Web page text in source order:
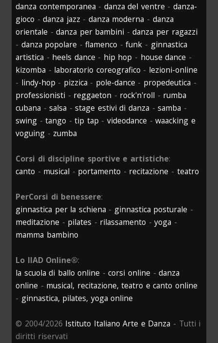
danza contemporanea - danza del ventre -danza-
gioco -danza jazz - danza moderna - danza
orientale -danza per bambini -danza per ragazzi
- danza popolare -flamenco -funk - ginnastica
artistica - heels dance - hip hop - house dance -
kizomba - laboratorio coreografico - lezioni-online
- lindy-hop - pizzica - pole-dance - propedeutica -
professionisti - reggaeton - rock'n'roll - rumba
cubana -salsa -stage estivi di danza -samba -
swing -tango -tip tap -videodance -waacking e
voguing - zumba
Corsi di discipline sportive e artistiche:
canto - musical - portamento - recitazione - teatro
PerCorsi di benessere:
ginnastica per la schiena - ginnastica posturale -
meditazione - pilates - rilassamento -yoga -
mamma bambino
Lo IIAD Online®:
la scuola di ballo online -corsi online -danza
online - musical, recitazione, teatro e canto online
- ginnastica, pilates, yoga online
© 2004/2026 Istituto Italiano Arte e Danza - Tutti i
diritti riservati